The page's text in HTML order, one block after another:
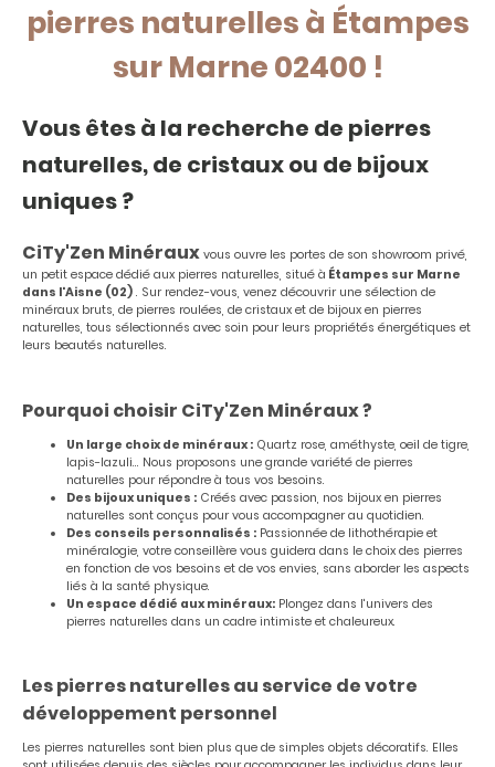
pierres naturelles à Étampes
sur Marne 02400 !
Vous êtes à la recherche de pierres
naturelles, de cristaux ou de bijoux
uniques ?
CiTy'Zen Minéraux vous ouvre les portes de son showroom privé,
un petit espace dédié aux pierres naturelles, situé à Étampes sur Marne
dans l'Aisne (02) . Sur rendez-vous, venez découvrir une sélection de
minéraux bruts, de pierres roulées, de cristaux et de bijoux en pierres
naturelles, tous sélectionnés avec soin pour leurs propriétés énergétiques et
leurs beautés naturelles.
Pourquoi choisir CiTy'Zen Minéraux ?
Un large choix de minéraux : Quartz rose, améthyste, oeil de tigre,
lapis-lazuli... Nous proposons une grande variété de pierres
naturelles pour répondre à tous vos besoins.
Des bijoux uniques : Créés avec passion, nos bijoux en pierres
naturelles sont conçus pour vous accompagner au quotidien.
Des conseils personnalisés : Passionnée de lithothérapie et
minéralogie, votre conseillère vous guidera dans le choix des pierres
en fonction de vos besoins et de vos envies, sans aborder les aspects
liés à la santé physique.
Un espace dédié aux minéraux: Plongez dans l'univers des
pierres naturelles dans un cadre intimiste et chaleureux.
Les pierres naturelles au service de votre
développement personnel
Les pierres naturelles sont bien plus que de simples objets décoratifs. Elles